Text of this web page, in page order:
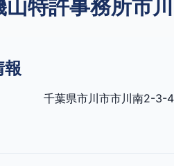
山特許事務所市
報
千葉県市川市市川南2-3-4